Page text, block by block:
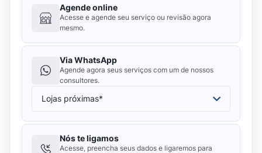
Agende online
Acesse e agende seu serviço ou revisão agora
mesmo.
Via WhatsApp
Agende agora seus serviços com um de nossos
consultores.
Nós te ligamos
Acesse, preencha seus dados e ligaremos para